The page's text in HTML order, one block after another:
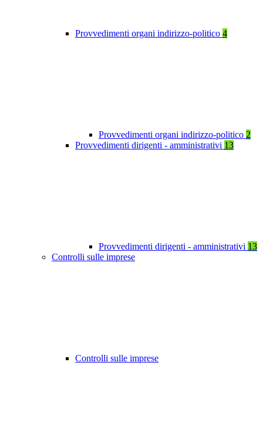
Provvedimenti organi indirizzo-politico 4
Provvedimenti organi indirizzo-politico 2
Provvedimenti dirigenti - amministrativi 13
Provvedimenti dirigenti - amministrativi 13
Controlli sulle imprese
Controlli sulle imprese